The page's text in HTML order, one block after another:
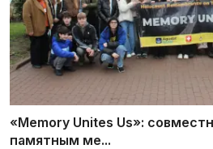
«Memory Unites Us»:
памятным ме...